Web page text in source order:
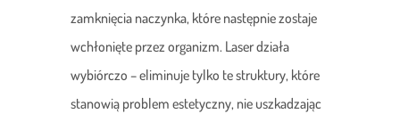
zamknięcia naczynka, które następnie zostaje
wchłonięte przez organizm. Laser działa
wybiórczo – eliminuje tylko te struktury, które
stanowią problem estetyczny, nie uszkadzając